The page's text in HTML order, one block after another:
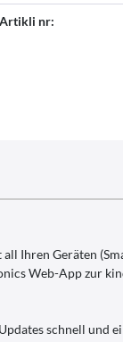
Artikli nr:
Geräten
Web-App zur
schnell und